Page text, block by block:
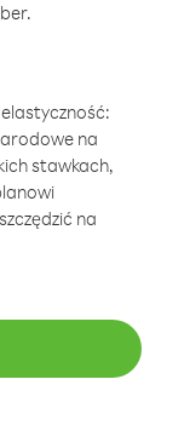
na
stawkach,
na